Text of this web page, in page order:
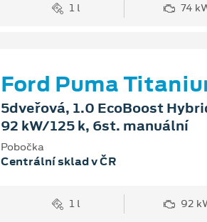
1 l 74
Ford Puma
5dveřová, 1.0 EcoBoost
92 kW/125 k, 6st. manuální
Pobočka
Centrální sklad v ČR
1 l 92